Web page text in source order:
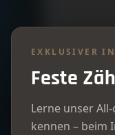
EXKLUSIVER
Feste
Lerne unser
kennen – beim